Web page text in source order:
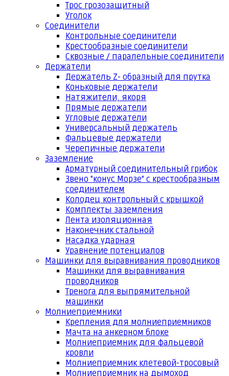
Трос грозозащитный
Уголок
Соединители
Контрольные соединители
Крестообразные соединители
Сквозные / паралельные соединители
Держатели
Держатель Z- образный для прутка
Коньковые держатели
Натяжители, якоря
Прямые держатели
Угловые держатели
Универсальный держатель
Фальцевые держатели
Черепичные держатели
Заземление
Арматурный соединительный грибок
Звено "конус Морзе" с крестообразным
соединителем
Колодец контрольный с крышкой
Комплекты заземления
Лента изоляционная
Наконечник стальной
Насадка ударная
Уравнение потенциалов
Машинки для выравнивания проводников
Машинки для выравнивания
проводников
Тренога для выпрямительной
машинки
Молниеприемники
Крепления для молниеприемников
Мачта на анкерном блоке
Молниеприемник для фальцевой
кровли
Молниеприемник клетевой-тросовый
Молниеприемник на дымоход